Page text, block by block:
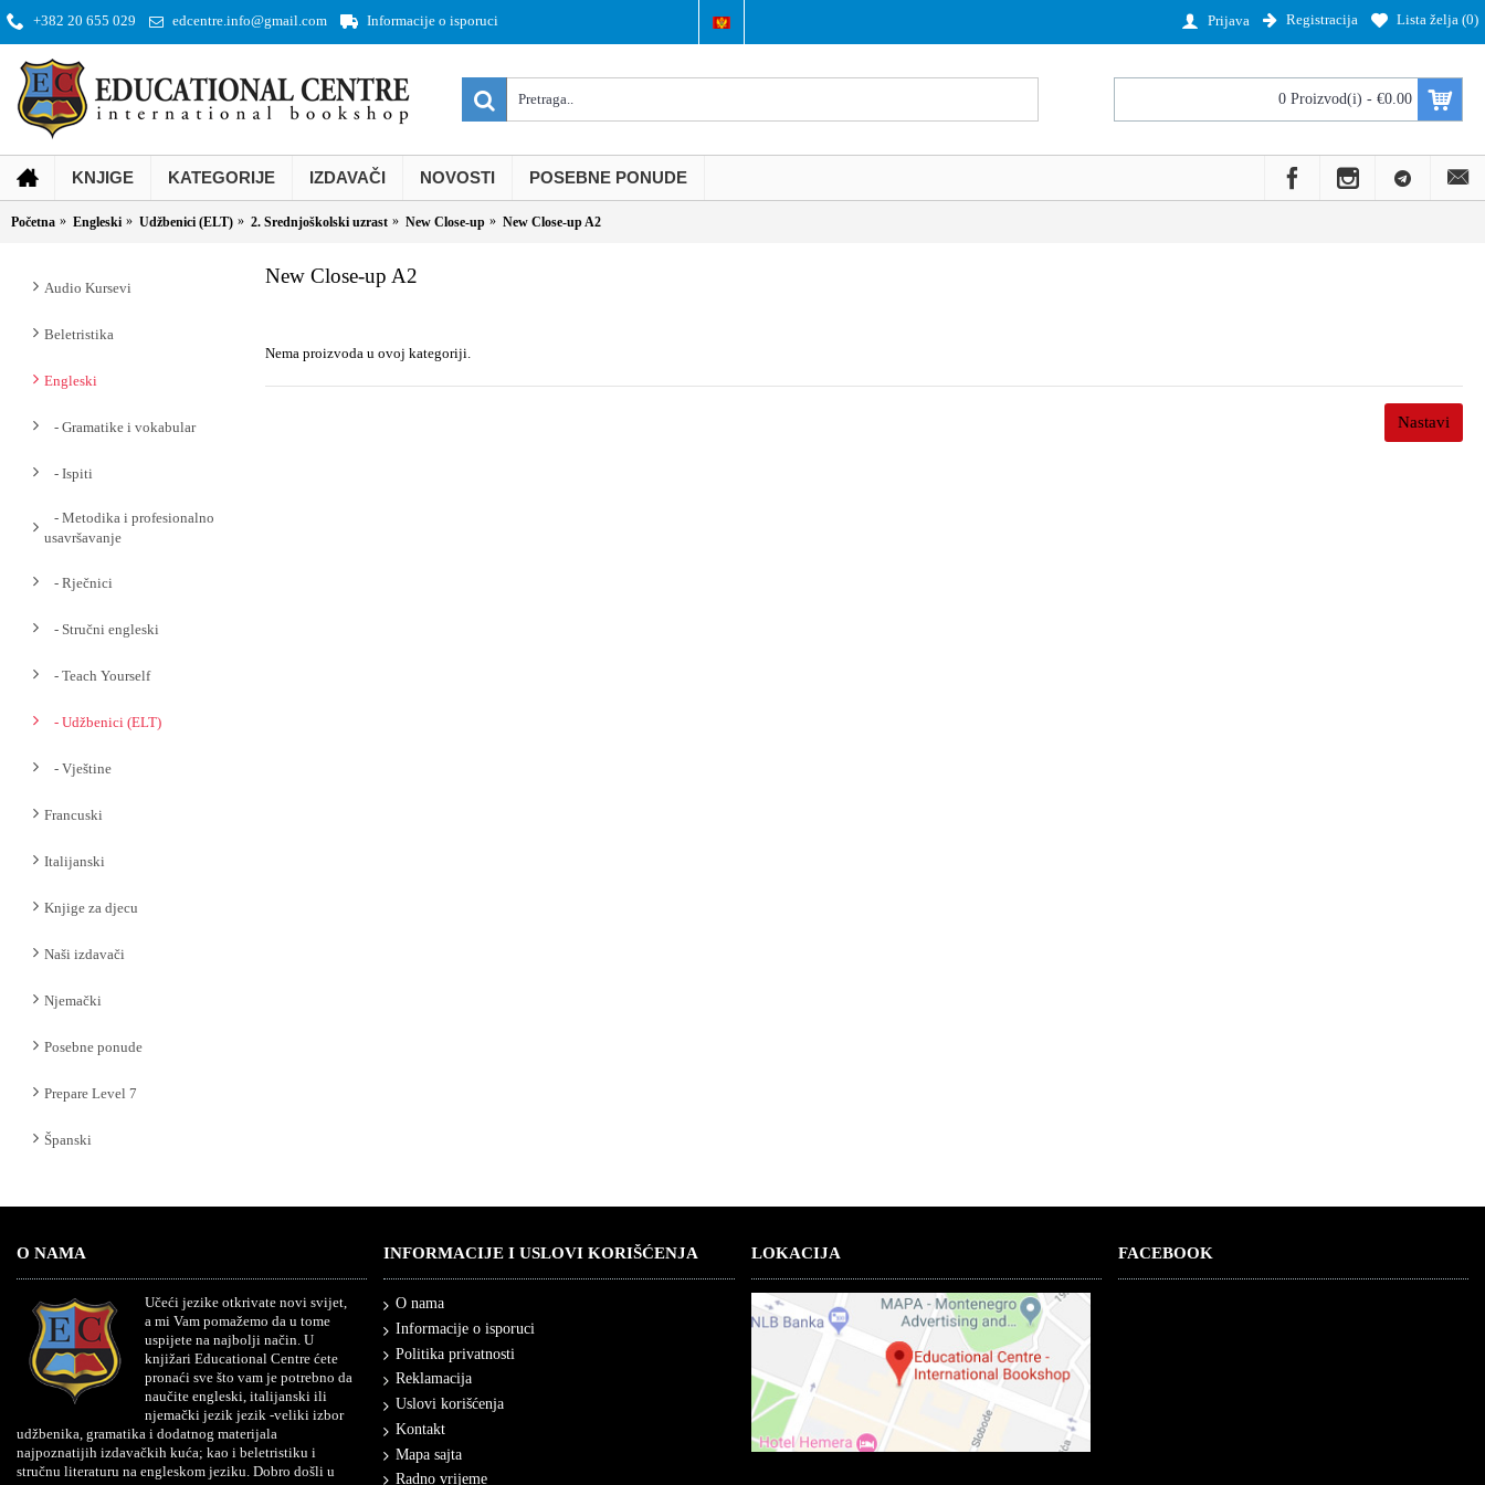
+382 20 655 029 edcentre.info@gmail.com Informacije o isporuci Prijava Registracija Lista želja (0)
0 Proizvod(i) - €0.00
KNJIGE KATEGORIJE IZDAVAČI NOVOSTI POSEBNE PONUDE
Početna Engleski Udžbenici (ELT) 2. Srednjoškolski uzrast New Close-up New Close-up A2
Audio Kursevi
Beletristika
Engleski
- Gramatike i vokabular
- Ispiti
- Metodika i profesionalno
usavršavanje
- Rječnici
- Stručni engleski
- Teach Yourself
- Udžbenici (ELT)
- Vještine
Francuski
Italijanski
Knjige za djecu
Naši izdavači
Njemački
Posebne ponude
Prepare Level 7
Španski
New Close-up A2
Nema proizvoda u ovoj kategoriji.
Nastavi
O NAMA
Učeći jezike otkrivate novi svijet,
a mi Vam pomažemo da u tome
uspijete na najbolji način. U
knjižari Educational Centre ćete
pronaći sve što vam je potrebno da
naučite engleski, italijanski ili
njemački jezik jezik -veliki izbor
udžbenika, gramatika i dodatnog materijala
najpoznatijih izdavačkih kuća; kao i beletristiku i
stručnu literaturu na engleskom jeziku. Dobro došli u
INFORMACIJE I USLOVI KORIŠĆENJA
O nama
Informacije o isporuci
Politika privatnosti
Reklamacija
Uslovi korišćenja
Kontakt
Mapa sajta
Radno vrijeme
LOKACIJA FACEBOOK